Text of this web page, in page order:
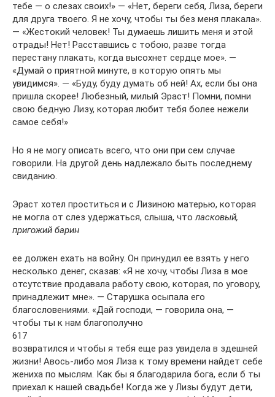
тебе — о слезах своих!» — «Нет, береги себя, Лиза, береги
для друга твоего. Я не хочу, чтобы ты без меня плакала».
— «Жестокий человек! Ты думаешь лишить меня и этой
отрады! Нет! Расставшись с тобою, разве тогда
перестану плакать, когда высохнет сердце мое». —
«Думай о приятной минуте, в которую опять мы
увидимся». — «Буду, буду думать об ней! Ах, если бы она
пришла скорее! Любезный, милый Эраст! Помни, помни
свою бедную Лизу, которая любит тебя более нежели
самое себя!»
Но я не могу описать всего, что они при сем случае
говорили. На другой день надлежало быть последнему
свиданию.
Эраст хотел проститься и с Лизиною матерью, которая
не могла от слез удержаться, слыша, чтоласковый,
пригожий барин
ее должен ехать на войну. Он принудил ее взять у него
несколько денег, сказав: «Я не хочу, чтобы Лиза в мое
отсутствие продавала работу свою, которая, по уговору,
принадлежит мне». — Старушка осыпала его
благословениями. «Дай господи, — говорила она, —
чтобы ты к нам благополучно
617
возвратился и чтобы я тебя еще раз увидела в здешней
жизни! Авось-либо моя Лиза к тому времени найдет себе
жениха по мыслям. Как бы я благодарила бога, если б ты
приехал к нашей свадьбе! Когда же у Лизы будут дети,